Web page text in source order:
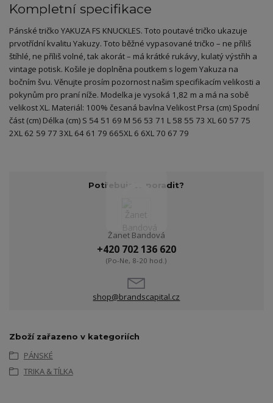
Kompletní specifikace
Pánské tričko YAKUZA FS KNUCKLES. Toto poutavé tričko ukazuje
prvotřídní kvalitu Yakuzy. Toto běžné vypasované tričko – ne příliš
štíhlé, ne příliš volné, tak akorát – má krátké rukávy, kulatý výstřih a
vintage potisk. Košile je doplněna poutkem s logem Yakuza na
bočním švu. Věnujte prosím pozornost našim specifikacím velikosti a
pokynům pro praní níže. Modelka je vysoká 1,82 m a má na sobě
velikost XL. Materiál: 100% česaná bavlna Velikost Prsa (cm) Spodní
část (cm) Délka (cm) S 54 51 69 M 56 53 71 L 58 55 73 XL 60 57 75
2XL 62 59 77 3XL 64 61 79 665XL 6 6XL 70 67 79
Potřebujete poradit?
Žanet Bandová
+420 702 136 620
(Po-Ne, 8-20 hod.)
shop@brandscapital.cz
Zboží zařazeno v kategoriích
PÁNSKÉ
TRIKA & TÍLKA